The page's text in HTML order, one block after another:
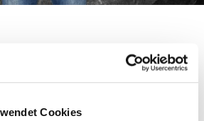
Cookies
mit Startups